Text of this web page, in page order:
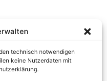
technisch notwendigen
keine Nutzerdaten mit